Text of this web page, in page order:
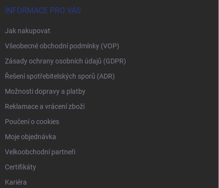
INFORMACE PRO VÁS
Jak nakupovat
Všeobecné obchodní podmínky (VOP)
Zásady ochrany osobních údajů (GDPR)
Řešení spotřebitelských sporů (ADR)
Možnosti dopravy a platby
Reklamace a vrácení zboží
Poučení o cookies
Moje objednávka
Velkoobchodní partneři
Certifikáty
Kariéra